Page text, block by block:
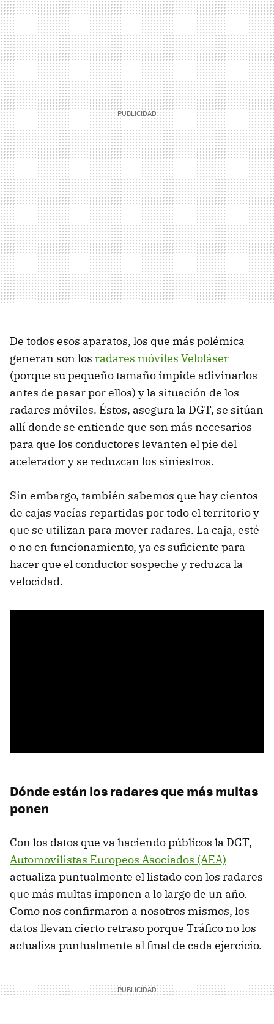
De todos esos aparatos, los que más polémica
generan son los radares móviles Veloláser
(porque su pequeño tamaño impide adivinarlos
antes de pasar por ellos) y la situación de los
radares móviles. Éstos, asegura la DGT, se sitúan
allí donde se entiende que son más necesarios
para que los conductores levanten el pie del
acelerador y se reduzcan los siniestros.
Sin embargo, también sabemos que hay cientos
de cajas vacías repartidas por todo el territorio y
que se utilizan para mover radares. La caja, esté
o no en funcionamiento, ya es suficiente para
hacer que el conductor sospeche y reduzca la
velocidad.
Dónde están los radares que más multas
ponen
Con los datos que va haciendo públicos la DGT,
Automovilistas Europeos Asociados (AEA)
actualiza puntualmente el listado con los radares
que más multas imponen a lo largo de un año.
Como nos confirmaron a nosotros mismos, los
datos llevan cierto retraso porque Tráfico no los
actualiza puntualmente al final de cada ejercicio.